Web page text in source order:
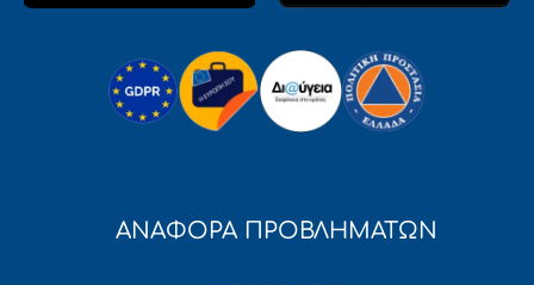
ΑΝΑΦΟΡΑ ΠΡΟΒΛΗΜΑΤΩΝ